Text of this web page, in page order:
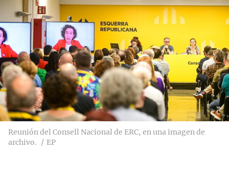
Reunión del Consell Nacional de ERC, en una imagen de
archivo.
EP